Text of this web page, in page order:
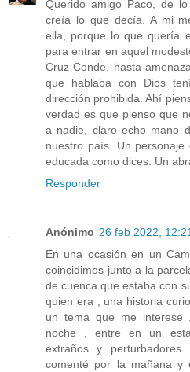
Querido amigo Paco, de
creía lo que decía. A mi
ella, porque lo que quería
para entrar en aquel
Cruz Conde, hasta
que hablaba con Dios
dirección prohibida. Ahí
verdad es que pienso que
a nadie, claro echo mano
nuestro país. Un
educada como dices. Un
Responder
Anónimo 26 feb 2022,
En una ocasión en un
coincidimos junto a la
de cuenca que estaba con
quien era , una historia
un tema que me interese
noche , entre en un
extraños y
comenté por la mañana y